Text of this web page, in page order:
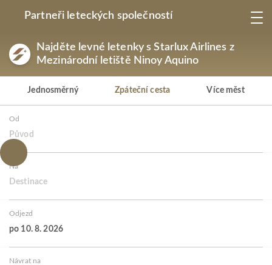
Partneři leteckých společností
Najděte levné letenky s Starlux Airlines z
Mezinárodní letiště Ninoy Aquino
Jednosměrný Zpáteční cesta Více měst
Od
Původ
Na
Destinace
Odjezd
po 10. 8. 2026
Návrat na